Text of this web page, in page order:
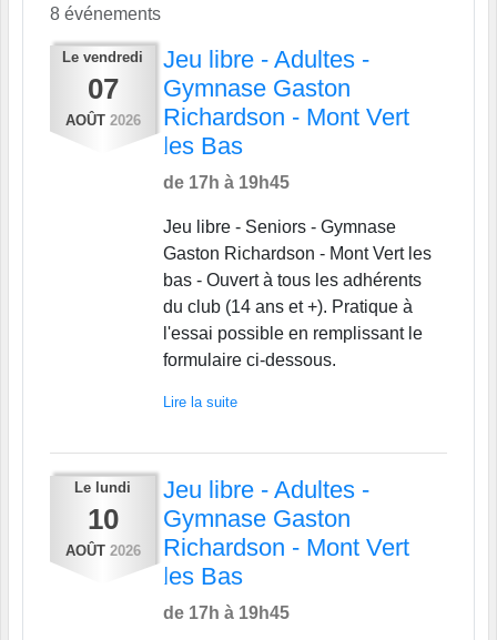
8 événements
Le vendredi
07
AOÛT 2026
Jeu libre - Adultes -
Gymnase Gaston
Richardson - Mont Vert
les Bas
de 17h à 19h45
Jeu libre - Seniors - Gymnase
Gaston Richardson - Mont Vert les
bas - Ouvert à tous les adhérents
du club (14 ans et +). Pratique à
l'essai possible en remplissant le
formulaire ci-dessous.
Lire la suite
Le lundi
10
AOÛT 2026
Jeu libre - Adultes -
Gymnase Gaston
Richardson - Mont Vert
les Bas
de 17h à 19h45